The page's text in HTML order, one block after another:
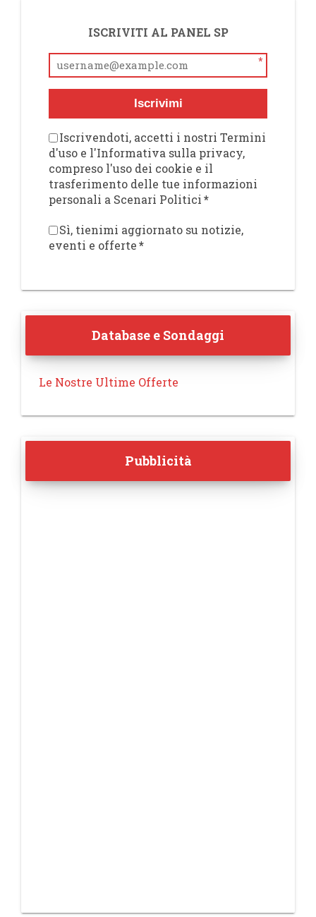
ISCRIVITI AL PANEL SP
*
Iscrivimi
Iscrivendoti, accetti i nostri Termini
d'uso e l'Informativa sulla privacy,
compreso l'uso dei cookie e il
trasferimento delle tue informazioni
personali a Scenari Politici*
Sì, tienimi aggiornato su notizie,
eventi e offerte*
Database e Sondaggi
Le Nostre Ultime Offerte
Pubblicità